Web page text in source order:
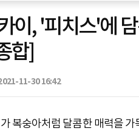
이, '피치스'에
합]
11-30 16:42
복숭아처럼 달콤한 매력을 가